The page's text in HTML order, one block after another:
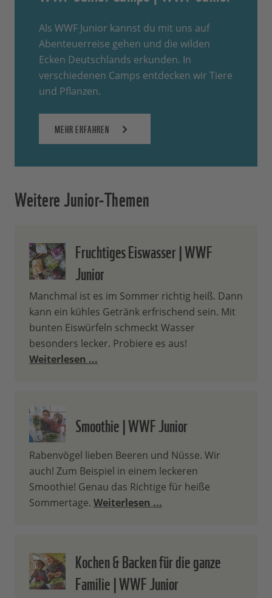
Als WWF Junior kannst du mit uns auf
Abenteuerreise gehen und die wilden
Ecken Deutschlands erkunden. In
verschiedenen Camps entdecken wir Tiere
und Pflanzen.
MEHR ERFAHREN
Weitere Junior-Themen
Fruchtiges Eiswasser | WWF
Junior
Manchmal ist es im Sommer richtig heiß. Dann
kann ein kühles Getränk erfrischend sein. Mit
bunten Eiswürfeln schmeckt Wasser
besonders lecker. Probiere es aus!
Weiterlesen ...
Smoothie | WWF Junior
Rabenvögel lieben Beeren und Nüsse. Wir
auch! Zum Beispiel in einem leckeren
Smoothie! Genau das Richtige für heiße
Sommertage. Weiterlesen ...
Kochen & Backen für die ganze
Familie | WWF Junior